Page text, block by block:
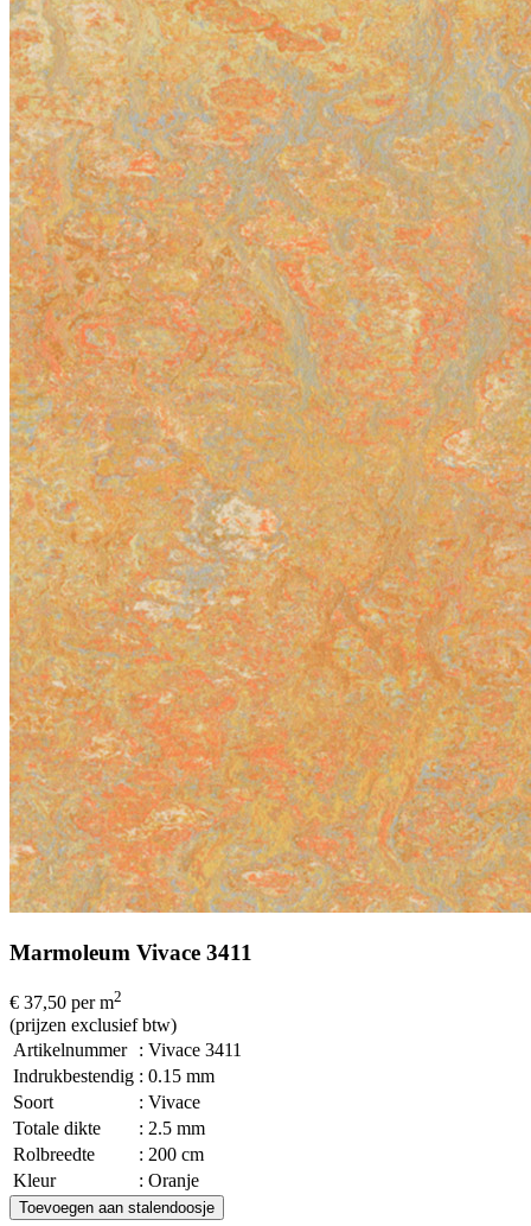
Marmoleum Vivace 3411
€ 37,50 per m2
(prijzen exclusief btw)
Artikelnummer
: Vivace 3411
Indrukbestendig : 0.15 mm
Soort
: Vivace
Totale dikte
: 2.5 mm
Rolbreedte
: 200 cm
Kleur
: Oranje
Toevoegen aan stalendoosje